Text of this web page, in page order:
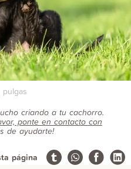
criando a tu cachorro.
ponte en contacto con
de ayudarte!
página